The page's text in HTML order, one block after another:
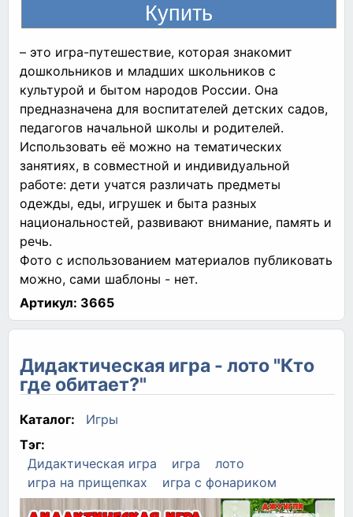
– это игра-путешествие, которая знакомит
дошкольников и младших школьников с
культурой и бытом народов России. Она
предназначена для воспитателей детских садов,
педагогов начальной школы и родителей.
Использовать её можно на тематических
занятиях, в совместной и индивидуальной
работе: дети учатся различать предметы
одежды, еды, игрушек и быта разных
национальностей, развивают внимание, память и
речь.
Фото с использованием материалов публиковать
можно, сами шаблоны - нет.
Артикул: 3665
Дидактическая игра - лото "Кто
где обитает?"
Каталог:
Игры
Тэг:
Дидактическая игра
игра
лото
игра на прищепках
игра с фонариком